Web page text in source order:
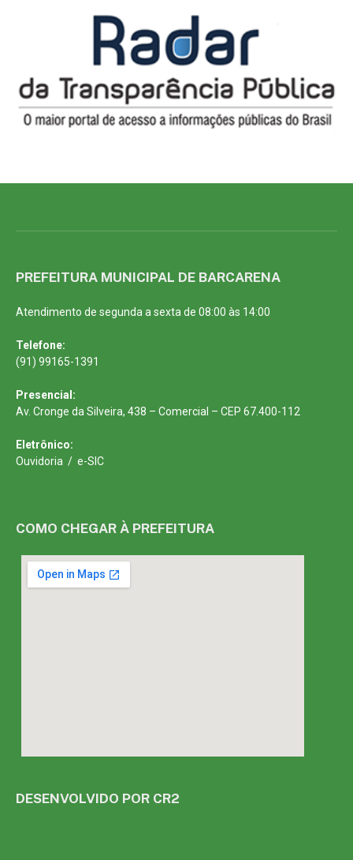
PREFEITURA MUNICIPAL DE BARCARENA
Atendimento de segunda a sexta de 08:00 às 14:00
Telefone:
(91) 99165-1391
Presencial:
Av. Cronge da Silveira, 438 – Comercial – CEP 67.400-112
Eletrônico:
Ouvidoria / e-SIC
COMO CHEGAR À PREFEITURA
DESENVOLVIDO POR CR2